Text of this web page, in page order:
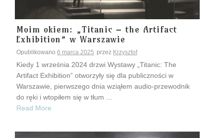
Moim okiem: „Titanic – the Artifact
Exhibition” w Warszawie
Opublikowano 6 marca 2025 przez Krzysztof
Kiedy 1 września 2024 drzwi Wystawy „Titanic: The
Artifact Exhibition” otworzyły się dla publiczności w
Warszawie, pierwszego dnia wziąłem audio-przewodnik
do ręki i wtopiłem się w tłum ...
Read More